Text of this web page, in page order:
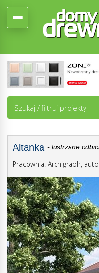
Szukaj / filtruj projekty
Altanka - lustrzane
Pracownia: Archigraph,